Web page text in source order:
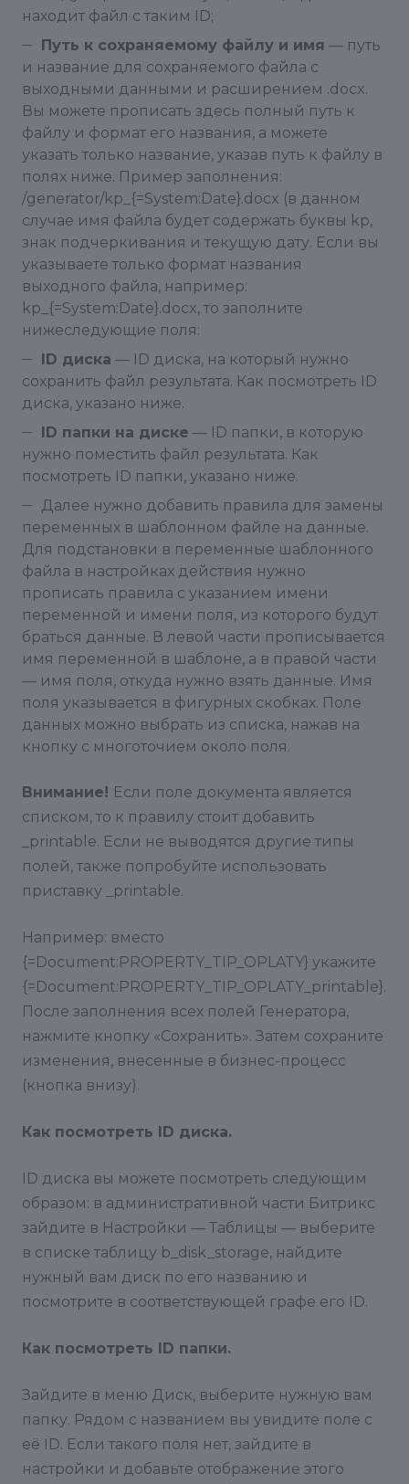
находит файл с таким ID;
Путь к сохраняемому файлу и имя — путь
и название для сохраняемого файла с
выходными данными и расширением .docx.
Вы можете прописать здесь полный путь к
файлу и формат его названия, а можете
указать только название, указав путь к файлу в
полях ниже. Пример заполнения:
/generator/kp_{=System:Date}.docx (в данном
случае имя файла будет содержать буквы kp,
знак подчеркивания и текущую дату. Если вы
указываете только формат названия
выходного файла, например:
kp_{=System:Date}.docx, то заполните
нижеследующие поля:
ID диска — ID диска, на который нужно
сохранить файл результата. Как посмотреть ID
диска, указано ниже.
ID папки на диске — ID папки, в которую
нужно поместить файл результата. Как
посмотреть ID папки, указано ниже.
Далее нужно добавить правила для замены
переменных в шаблонном файле на данные.
Для подстановки в переменные шаблонного
файла в настройках действия нужно
прописать правила с указанием имени
переменной и имени поля, из которого будут
браться данные. В левой части прописывается
имя переменной в шаблоне, а в правой части
— имя поля, откуда нужно взять данные. Имя
поля указывается в фигурных скобках. Поле
данных можно выбрать из списка, нажав на
кнопку с многоточием около поля.
Внимание! Если поле документа является
списком, то к правилу стоит добавить
_printable. Если не выводятся другие типы
полей, также попробуйте использовать
приставку _printable.
Например: вместо
{=Document:PROPERTY_TIP_OPLATY} укажите
{=Document:PROPERTY_TIP_OPLATY_printable}.
После заполнения всех полей Генератора,
нажмите кнопку «Сохранить». Затем сохраните
изменения, внесенные в бизнес-процесс
(кнопка внизу).
Как посмотреть ID диска.
ID диска вы можете посмотреть следующим
образом: в административной части Битрикс
зайдите в Настройки — Таблицы — выберите
в списке таблицу b_disk_storage, найдите
нужный вам диск по его названию и
посмотрите в соответствующей графе его ID.
Как посмотреть ID папки.
Зайдите в меню Диск, выберите нужную вам
папку. Рядом с названием вы увидите поле с
её ID. Если такого поля нет, зайдите в
настройки и добавьте отображение этого